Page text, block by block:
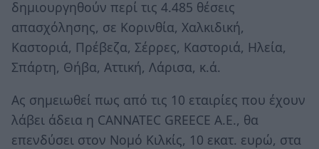
δημιουργηθούν περί τις 4.485 θέσεις
απασχόλησης, σε Κορινθία, Χαλκιδική,
Καστοριά, Πρέβεζα, Σέρρες, Καστοριά, Ηλεία,
Σπάρτη, Θήβα, Αττική, Λάρισα, κ.ά.
Ας σημειωθεί πως από τις 10 εταιρίες που έχουν
λάβει άδεια η CANNATEC GREECE A.E., θα
επενδύσει στον Νομό Κιλκίς, 10 εκατ. ευρώ, στα